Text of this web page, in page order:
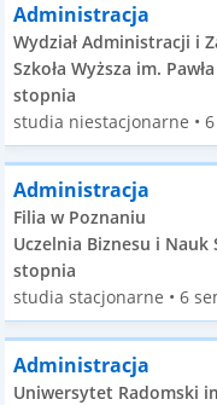
Administracja
Wydział Administracji i
Szkoła Wyższa im.
stopnia
studia niestacjonarne •
Administracja
Filia w Poznaniu
Uczelnia Biznesu i Nauk
stopnia
studia stacjonarne • 6
Administracja
Uniwersytet Radomski